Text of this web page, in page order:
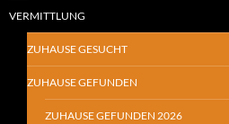
VERMITTLUNG
ZUHAUSE GESUCHT
ZUHAUSE GEFUNDEN
ZUHAUSE GEFUNDEN 2026